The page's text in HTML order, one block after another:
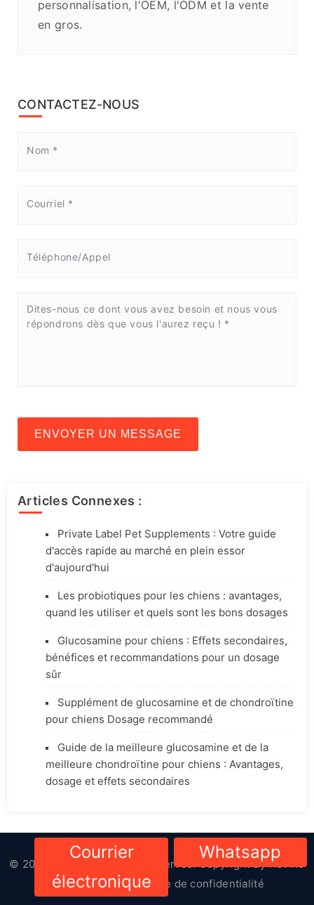
personnalisation, l'OEM, l'ODM et la vente
en gros.
CONTACTEZ-NOUS
ENVOYER UN MESSAGE
Articles Connexes :
Private Label Pet Supplements : Votre guide
d'accès rapide au marché en plein essor
d'aujourd'hui
Les probiotiques pour les chiens : avantages,
quand les utiliser et quels sont les bons dosages
Glucosamine pour chiens : Effets secondaires,
bénéfices et recommandations pour un dosage
sûr
Supplément de glucosamine et de chondroïtine
pour chiens Dosage recommandé
Guide de la meilleure glucosamine et de la
meilleure chondroïtine pour chiens : Avantages,
dosage et effets secondaires
Courrier
électronique
Whatsapp
© 2023-2024. Tous droits réservés. Copyright By
HsViko
Pet Supplies|Politique de confidentialité